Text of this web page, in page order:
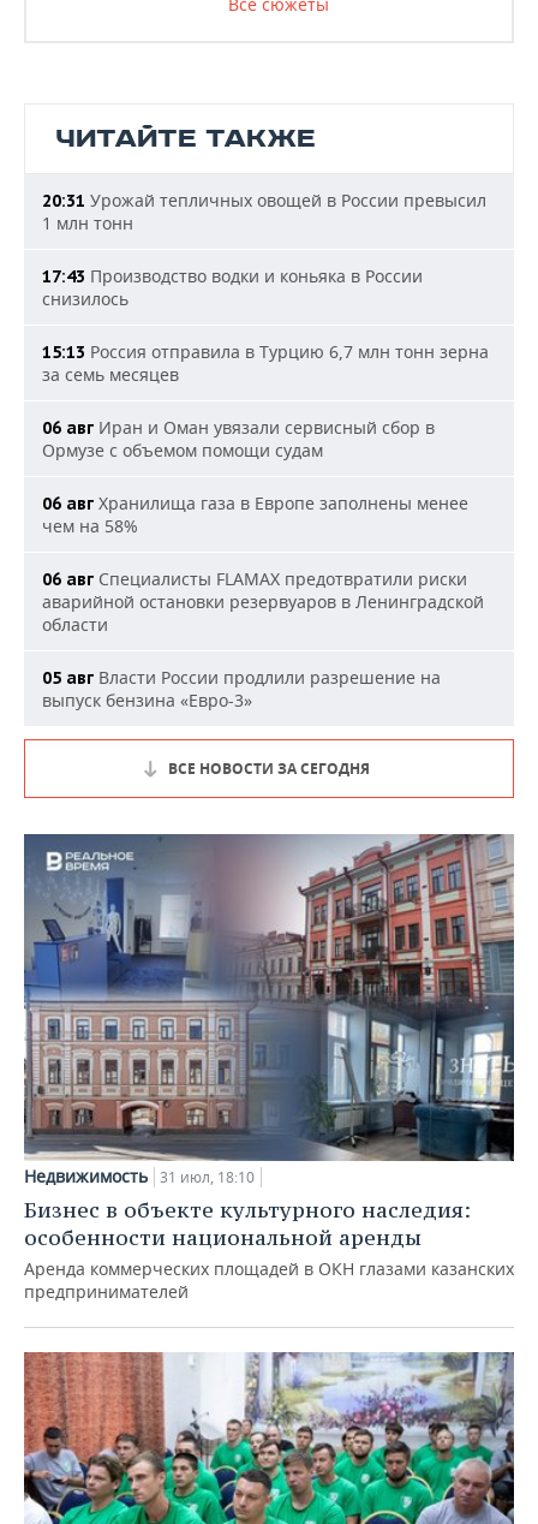
ЧИТАЙТЕ ТАКЖЕ
20:31 Урожай тепличных овощей в России превысил
1 млн тонн
17:43 Производство водки и коньяка в России
снизилось
15:13 Россия отправила в Турцию 6,7 млн тонн зерна
за семь месяцев
06 авг Иран и Оман увязали сервисный сбор в
Ормузе с объемом помощи судам
06 авг Хранилища газа в Европе заполнены менее
чем на 58%
06 авг Специалисты FLAMAX предотвратили риски
аварийной остановки резервуаров в Ленинградской
области
05 авг Власти России продлили разрешение на
выпуск бензина «Евро-3»
ВСЕ НОВОСТИ ЗА СЕГОДНЯ
Недвижимость 31 июл, 18:10
Бизнес в объекте культурного наследия:
особенности национальной аренды
Аренда коммерческих площадей в ОКН глазами казанских
предпринимателей